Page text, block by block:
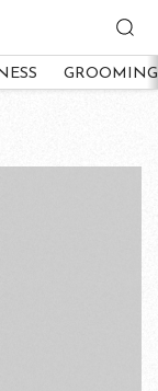
GROOMING